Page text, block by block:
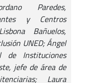
Paredes,
y Centros
Bañuelos,
UNED; Ángel
de Instituciones
jefe de área de
Laura